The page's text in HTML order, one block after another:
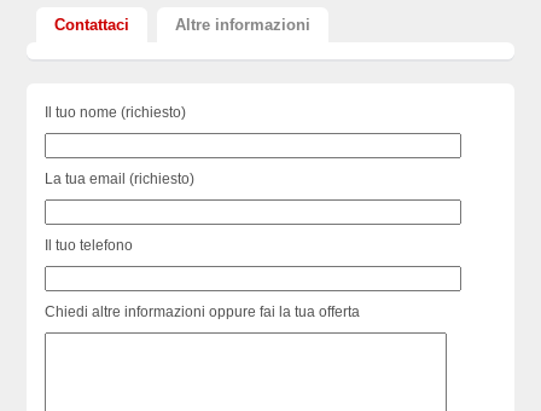
Contattaci Altre informazioni
Il tuo nome (richiesto)
La tua email (richiesto)
Il tuo telefono
Chiedi altre informazioni oppure fai la tua offerta